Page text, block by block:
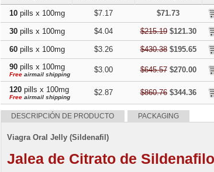
10 pills x 100mg $7.17 $71.73
30 pills x 100mg $4.04 $215.19$121.30
60 pills x 100mg $3.26 $430.38$195.65
90 pills x 100mg
Free airmail shipping
$3.00 $645.57$270.00
120 pills x 100mg
Free airmail shipping
$2.87 $860.76$344.36
DESCRIPCIÓN DE PRODUCTO PACKAGING
Viagra Oral Jelly (Sildenafil)
Jalea de Citrato de Sildenafilo